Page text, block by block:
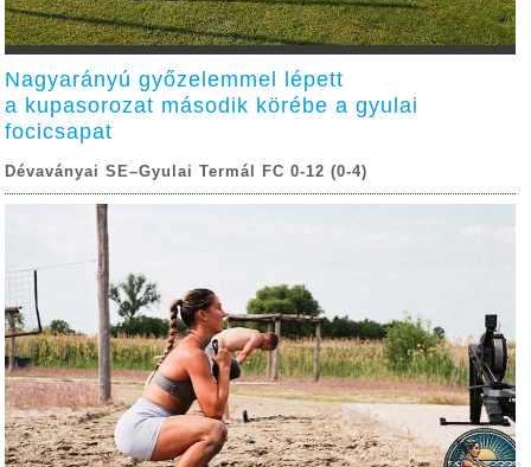
Nagyarányú győzelemmel lépett
a kupasorozat második körébe a gyulai
focicsapat
Dévaványai SE–Gyulai Termál FC 0-12 (0-4)